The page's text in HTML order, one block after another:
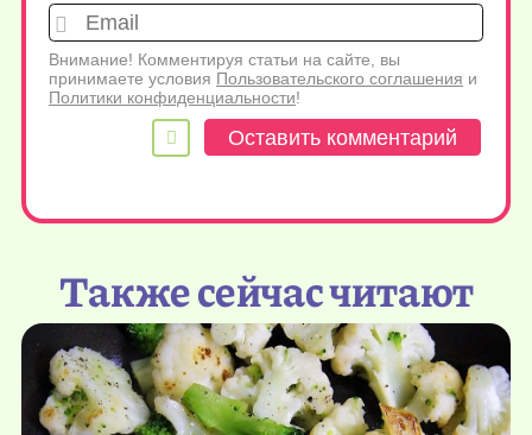
Внимание! Комментируя статьи на сайте, вы
принимаете условия Пользовательского соглашения и
Политики конфиденциальности!
Также сейчас читают